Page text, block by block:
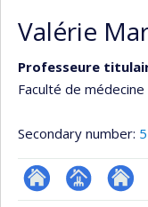
Valérie
Professeure
Faculté de
Secondary number:
ResearchGate
Page Site